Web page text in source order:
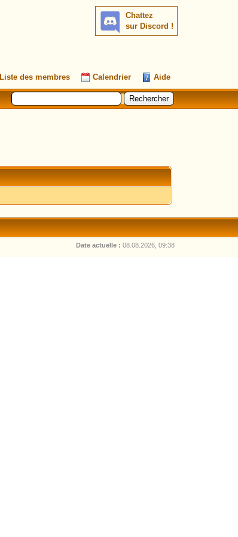
Chattez
sur Discord !
Liste des membres Calendrier Aide
Date actuelle : 08.08.2026, 09:38